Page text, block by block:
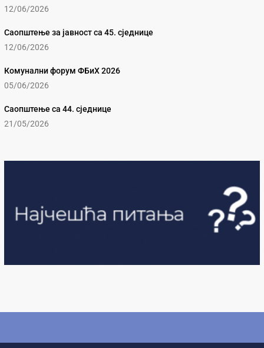
12/06/2026
Саопштење за јавност са 45. сједнице
12/06/2026
Комунални форум ФБиХ 2026
05/06/2026
Саопштење са 44. сједнице
21/05/2026